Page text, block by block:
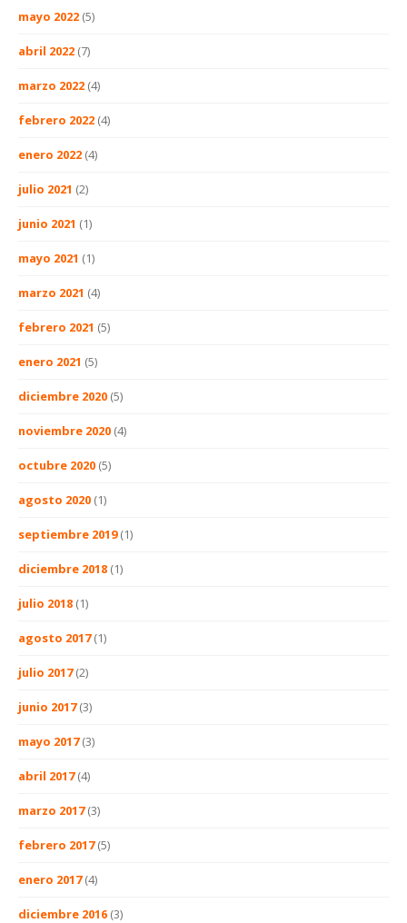
mayo 2022 (5)
abril 2022 (7)
marzo 2022 (4)
febrero 2022 (4)
enero 2022 (4)
julio 2021 (2)
junio 2021 (1)
mayo 2021 (1)
marzo 2021 (4)
febrero 2021 (5)
enero 2021 (5)
diciembre 2020 (5)
noviembre 2020 (4)
octubre 2020 (5)
agosto 2020 (1)
septiembre 2019(1)
diciembre 2018 (1)
julio 2018 (1)
agosto 2017(1)
julio 2017(2)
junio 2017(3)
mayo 2017(3)
abril 2017(4)
marzo 2017(3)
febrero 2017(5)
enero 2017(4)
diciembre 2016 (3)